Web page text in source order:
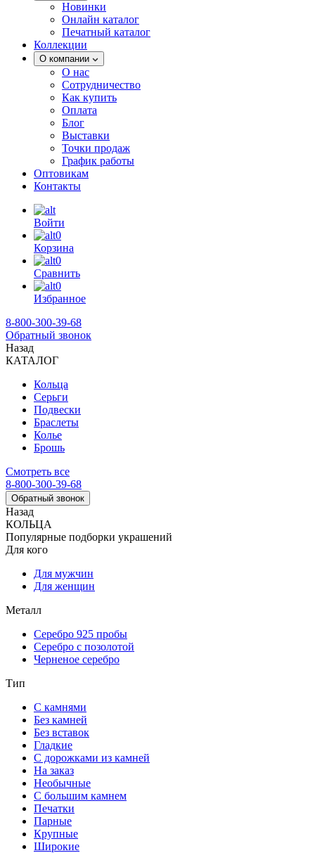
Новинки
Онлайн каталог
Печатный каталог
Коллекции
О компании
О нас
Сотрудничество
Как купить
Оплата
Блог
Выставки
Точки продаж
График работы
Оптовикам
Контакты
Войти
0
Корзина
0
Сравнить
0
Избранное
8-800-300-39-68
Обратный звонок
Назад
КАТАЛОГ
Кольца
Серьги
Подвески
Браслеты
Колье
Брошь
Смотреть все
8-800-300-39-68
Обратный звонок
Назад
КОЛЬЦА
Популярные подборки украшений
Для кого
Для мужчин
Для женщин
Металл
Серебро 925 пробы
Серебро с позолотой
Черненое серебро
Тип
С камнями
Без камней
Без вставок
Гладкие
С дорожками из камней
На заказ
Необычные
С большим камнем
Печатки
Парные
Крупные
Широкие